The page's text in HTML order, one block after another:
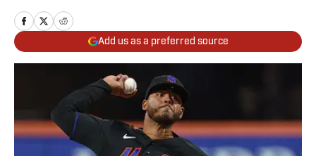
Add us as a preferred source